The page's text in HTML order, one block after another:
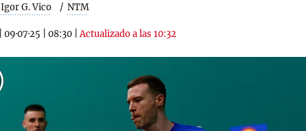
Igor G. Vico NTM
09·07·25 08:30 |Actualizado a las 10:32